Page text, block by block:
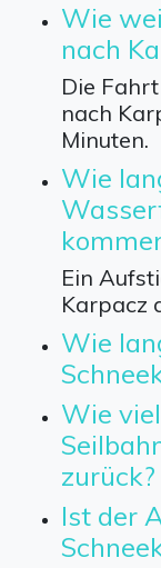
Wie
nach
Die
nach
Minuten.
Wie
Ein
Karpacz
Wie
Wie
zurück?
Ist der